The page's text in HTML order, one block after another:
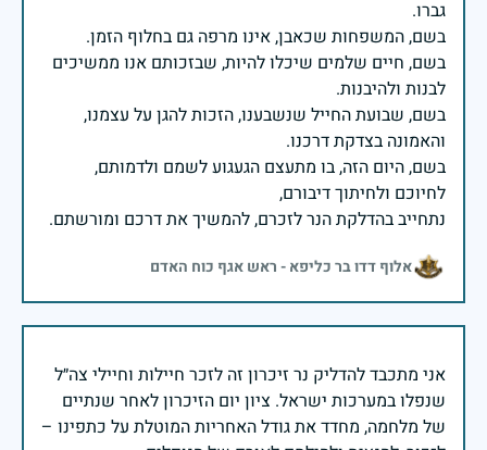
בשם, חיים שלמים שיכלו להיות, שבזכותם אנו ממשיכים
בשם, שבועת החייל שנשבענו, הזכות להגן על עצמנו,
בשם, היום הזה, בו מתעצם הגעגוע לשמם ולדמותם,
נתחייב בהדלקת הנר לזכרם, להמשיך את דרכם ומורשתם.
אלוף דדו בר כליפא - ראש אגף כוח האדם
אני מתכבד להדליק נר זיכרון זה לזכר חיילות וחיילי צה״ל
שנפלו במערכות ישראל. ציון יום הזיכרון לאחר שנתיים
של מלחמה, מחדד את גודל האחריות המוטלת על כתפינו –